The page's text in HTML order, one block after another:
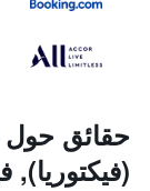
حقائق حول
(فيكتوريا),